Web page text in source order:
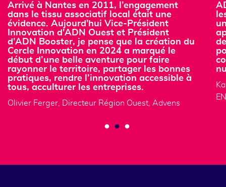
Arrivé à Nantes en 2011, l’engagement
dans le tissu associatif local était une
évidence. Aujourd'hui Vice-Président
Innovation d'ADN Ouest et Président
d'ADN Booster, je pense que la création du
Cercle Innovation en 2024 a marqué le
début d’une belle aventure pour faire
rayonner le territoire, partager les bonnes
pratiques, rendre l’innovation accessible à
tous, acculturer les entreprises.
Olivier Ferger, Directeur Région Ouest, Advens